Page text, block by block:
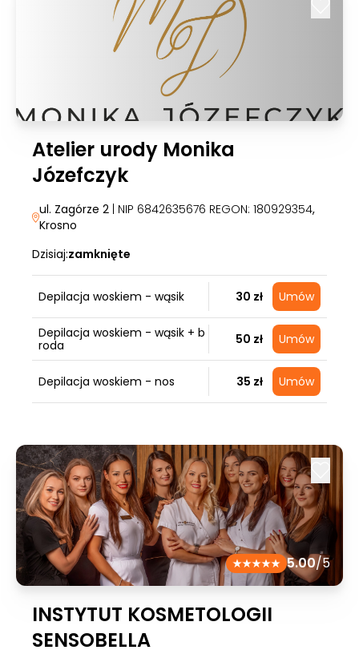
Atelier urody Monika
Józefczyk
ul. Zagórze 2 | NIP 6842635676 REGON: 180929354,
Krosno
Dzisiaj:zamknięte
Depilacja woskiem - wąsik 30 zł Umów
Depilacja woskiem - wąsik + b
roda
50 zł Umów
Depilacja woskiem - nos 35 zł Umów
5.00/5
INSTYTUT KOSMETOLOGII
SENSOBELLA